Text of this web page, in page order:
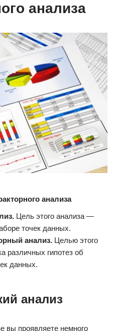
анализа
анализа
Цель этого анализа —
точек данных.
анализ. Целью этого
различных гипотез об
данных.
анализ
вы проявляете немного